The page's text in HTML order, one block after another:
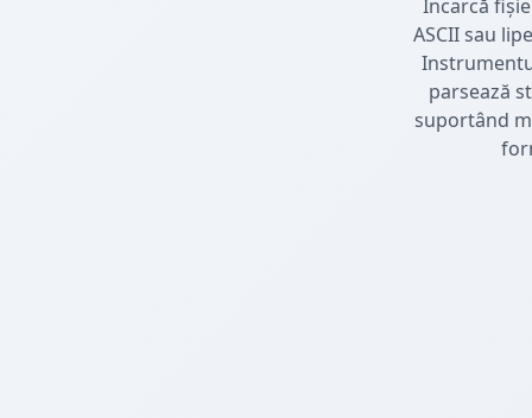
Încarcă
ASCII sau
parsează
suportând